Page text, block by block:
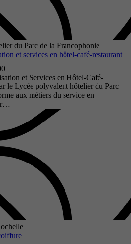
du Parc de la Francophonie
et services en hôtel-café-restaurant
et Services en Hôtel-Café-
le Lycée polyvalent hôtelier du Parc
aux métiers du service en